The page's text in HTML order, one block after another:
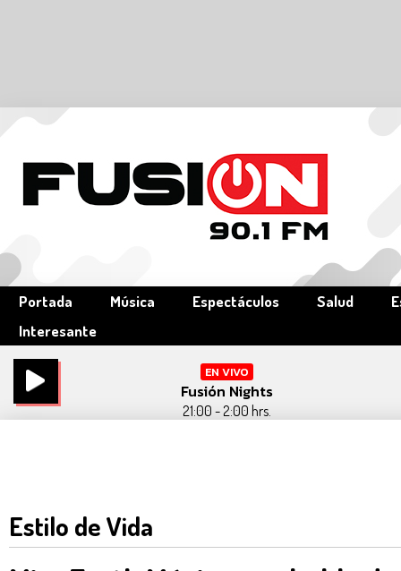
Portada Música Espectáculos Salud
Interesante
EN VIVO
Fusión Nights
21:00 - 2:00 hrs.
Estilo de Vida